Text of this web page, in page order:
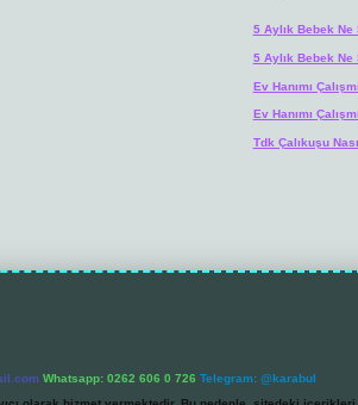
5 Aylık Bebek Ne
5 Aylık Bebek Ne
Ev Hanımı
Ev Hanımı
Tdk Çalıkuşu
Whatsapp: 0262 606 0 726 Telegram: @karabul